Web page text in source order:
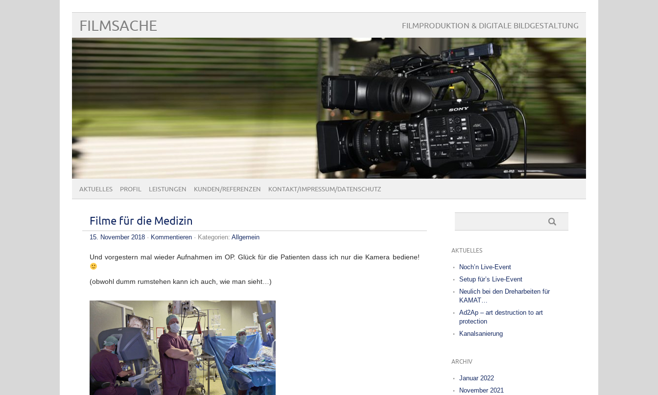
FILMSACHE FILMPRODUKTION & DIGITALE BILDGESTALTUNG
AKTUELLES PROFIL LEISTUNGEN KUNDEN/REFERENZEN KONTAKT/IMPRESSUM/DATENSCHUTZ
Filme für die Medizin
15. November 2018 · Kommentieren · Kategorien: Allgemein
Und vorgestern mal wieder Aufnahmen im OP. Glück für die Patienten dass ich nur die Kamera bediene!
(obwohl dumm rumstehen kann ich auch, wie man sieht…)
AKTUELLES
Noch’n Live-Event
Setup für’s Live-Event
Neulich bei den Dreharbeiten für
KAMAT…
Ad2Ap – art destruction to art
protection
Kanalsanierung
ARCHIV
Januar 2022
November 2021